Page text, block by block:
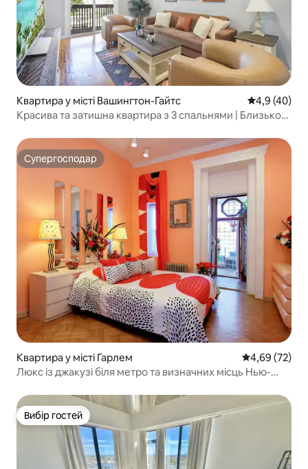
Квартира у місті Вашингтон-Гайтс Середня
4,9 (40)
Красива та затишна квартира з 3 спальнями | Близько
Супергосподар
Супергосподар
Квартира у місті Гарлем Середня
4,69 (72)
Люкс із джакузі біля метро та визначних місць Нью-
Вибір гостей
Вибір гостей